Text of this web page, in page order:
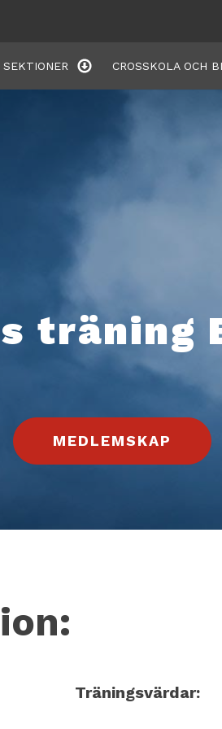
SEKTIONER CROSSKOLA OCH
träning
MEDLEMSKAP
Träningsvärdar: